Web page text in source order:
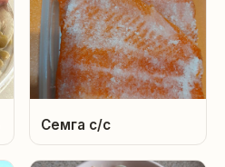
Семга с/с